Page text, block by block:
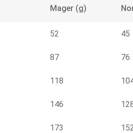
Mager (g)
52 45
87 76
118
146
173